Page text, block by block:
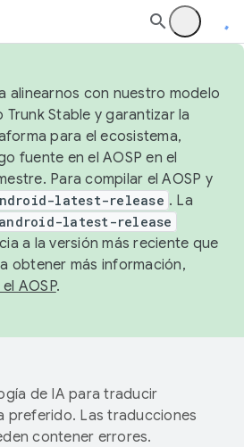
alinearnos con nuestro modelo
Stable y garantizar la
para el ecosistema,
fuente en el AOSP en el
Para compilar el AOSP y
latest-release . La
android-latest-release
a la versión más reciente que
obtener más información,
AOSP.
de IA para traducir
preferido. Las traducciones
contener errores.